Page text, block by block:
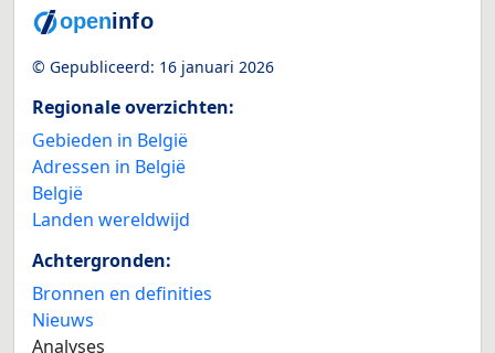
© Gepubliceerd: 16 januari 2026
Regionale overzichten:
Gebieden in België
Adressen in België
België
Landen wereldwijd
Achtergronden:
Bronnen en definities
Nieuws
Analyses